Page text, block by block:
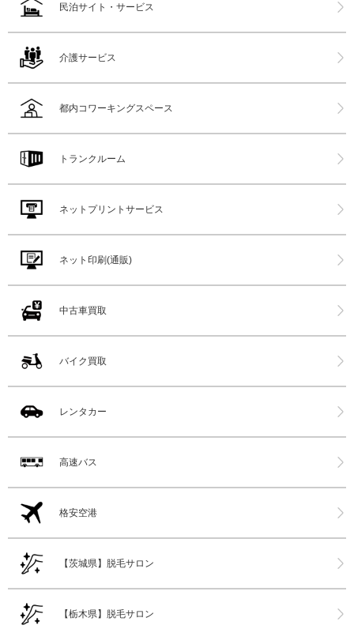
民泊サイト・サービス
介護サービス
都内コワーキングスペース
トランクルーム
ネットプリントサービス
ネット印刷(通販)
中古車買取
バイク買取
レンタカー
高速バス
格安空港
【茨城県】脱毛サロン
【栃木県】脱毛サロン